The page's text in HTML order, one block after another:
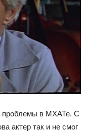
проблемы в МХАТе. С
актер так и не смог